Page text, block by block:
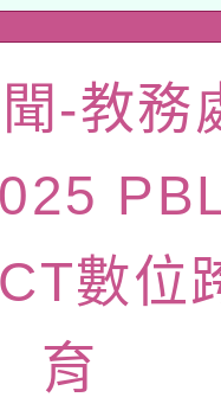
會函釋公
申請許可
利署委託
及節水達
日(星期六
福系列
地景藝術
術巡演
民及學前
大學辦
年度閱讀
-教務
數位
育